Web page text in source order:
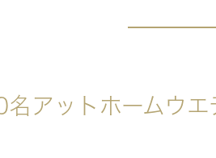
アットホームウエ